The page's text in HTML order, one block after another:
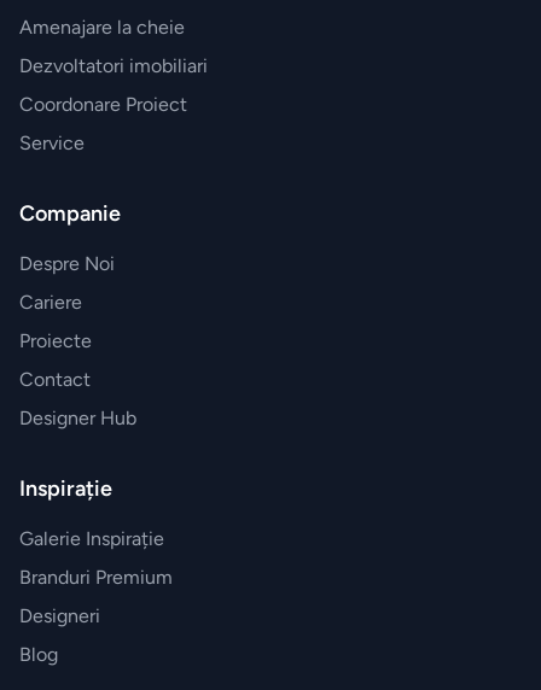
Amenajare la cheie
Dezvoltatori imobiliari
Coordonare Proiect
Service
Companie
Despre Noi
Cariere
Proiecte
Contact
Designer Hub
Inspirație
Galerie Inspirație
Branduri Premium
Designeri
Blog